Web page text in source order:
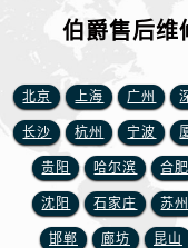
伯爵售后维
北京 上海 广州
长沙 杭州 宁波
贵阳 哈尔滨 合肥
沈阳 石家庄 苏州
邯郸 廊坊 昆山